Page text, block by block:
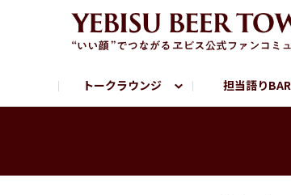
トークラウンジ 担当語りBAR
サッポロビール公式Instagram